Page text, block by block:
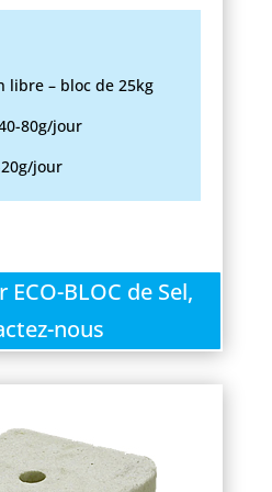
libre – bloc de 25kg
80g/jour
jour
ECO-BLOC de Sel,
nous